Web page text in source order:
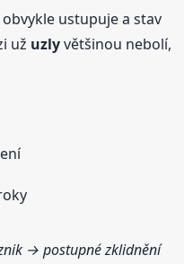
ustupuje a stav
už uzlyvětšinou nebolí,
→ postupné zklidnění